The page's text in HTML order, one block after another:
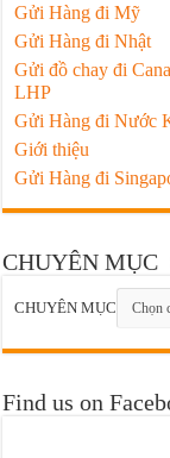
Gửi Hàng đi Mỹ
Gửi Hàng đi Nhật
Gửi đồ chay đi
LHP
Gửi Hàng đi Nước
Giới thiệu
Gửi Hàng đi
CHUYÊN MỤC
CHUYÊN MỤC
Find us on